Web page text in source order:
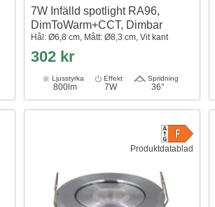
7W Infälld spotlight RA96,
DimToWarm+CCT, Dimbar
Hål: Ø6,8 cm, Mått: Ø8,3 cm, Vit kant
302 kr
Ljusstyrka
800lm
Effekt
7W
Spridning
36°
Produktdatablad